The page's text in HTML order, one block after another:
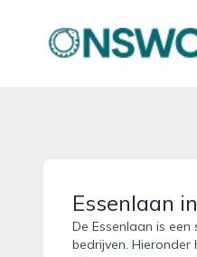
onswoerden.nl
Essenlaan
De Essenlaan is
bedrijven. Hieronder